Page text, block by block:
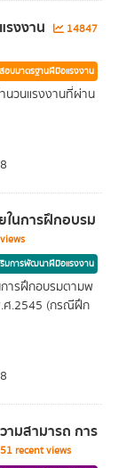
งงาน
14847
อบมาตรฐานฝีมือแรงงาน
นวนแรงงานที่ผ่าน
ในการฝึกอบรม
ริมการพัฒนาฝีมือแรงงาน
การฝึกอบรมตามพ
ศ.2545 (กรณีฝึก
ามสามารถ การ
51 recent views